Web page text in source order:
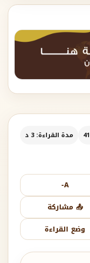
مدة القراءة: 3 د
A-
📤 مشاركة
وضع القراءة